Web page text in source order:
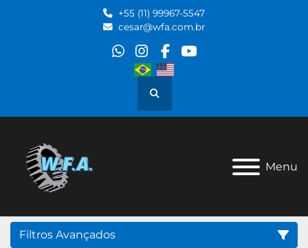
+55 (11) 99967-5547
cesar@wfa.com.br
whatsapp
instagram
facebook
youtube
Pesquisar
Menu
Filtros Avançados